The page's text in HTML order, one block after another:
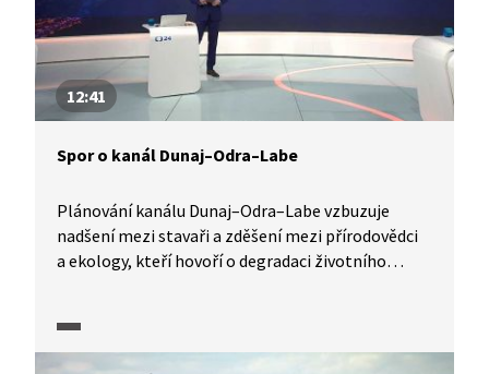
12:41
Spor o kanál Dunaj–Odra–Labe
Plánování kanálu Dunaj–Odra–Labe vzbuzuje
nadšení mezi stavaři a zděšení mezi přírodovědci
a ekology, kteří hovoří o degradaci životního
například lužní lesy. V debatě se zpracovatelem
studie proveditelnosti vodního koridoru Dunaj–